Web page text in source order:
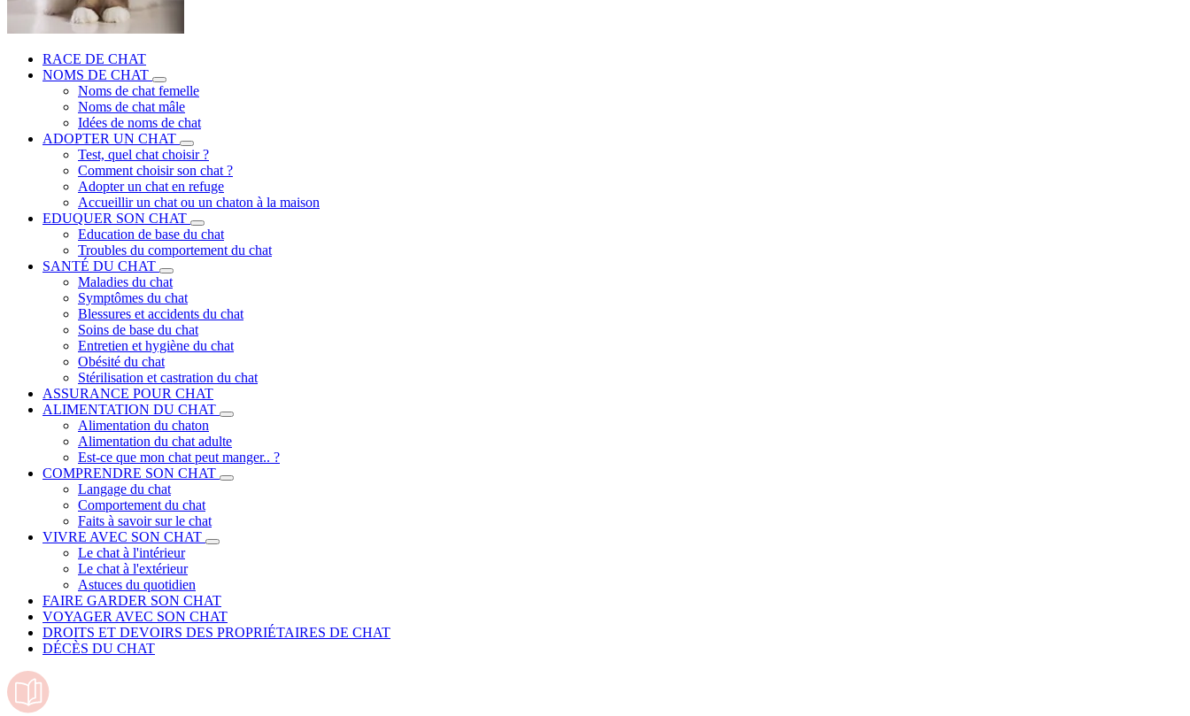
RACE DE CHAT
NOMS DE CHAT
Noms de chat femelle
Noms de chat mâle
Idées de noms de chat
ADOPTER UN CHAT
Test, quel chat choisir ?
Comment choisir son chat ?
Adopter un chat en refuge
Accueillir un chat ou un chaton à la maison
EDUQUER SON CHAT
Education de base du chat
Troubles du comportement du chat
SANTÉ DU CHAT
Maladies du chat
Symptômes du chat
Blessures et accidents du chat
Soins de base du chat
Entretien et hygiène du chat
Obésité du chat
Stérilisation et castration du chat
ASSURANCE POUR CHAT
ALIMENTATION DU CHAT
Alimentation du chaton
Alimentation du chat adulte
Est-ce que mon chat peut manger.. ?
COMPRENDRE SON CHAT
Langage du chat
Comportement du chat
Faits à savoir sur le chat
VIVRE AVEC SON CHAT
Le chat à l'intérieur
Le chat à l'extérieur
Astuces du quotidien
FAIRE GARDER SON CHAT
VOYAGER AVEC SON CHAT
DROITS ET DEVOIRS DES PROPRIÉTAIRES DE CHAT
DÉCÈS DU CHAT